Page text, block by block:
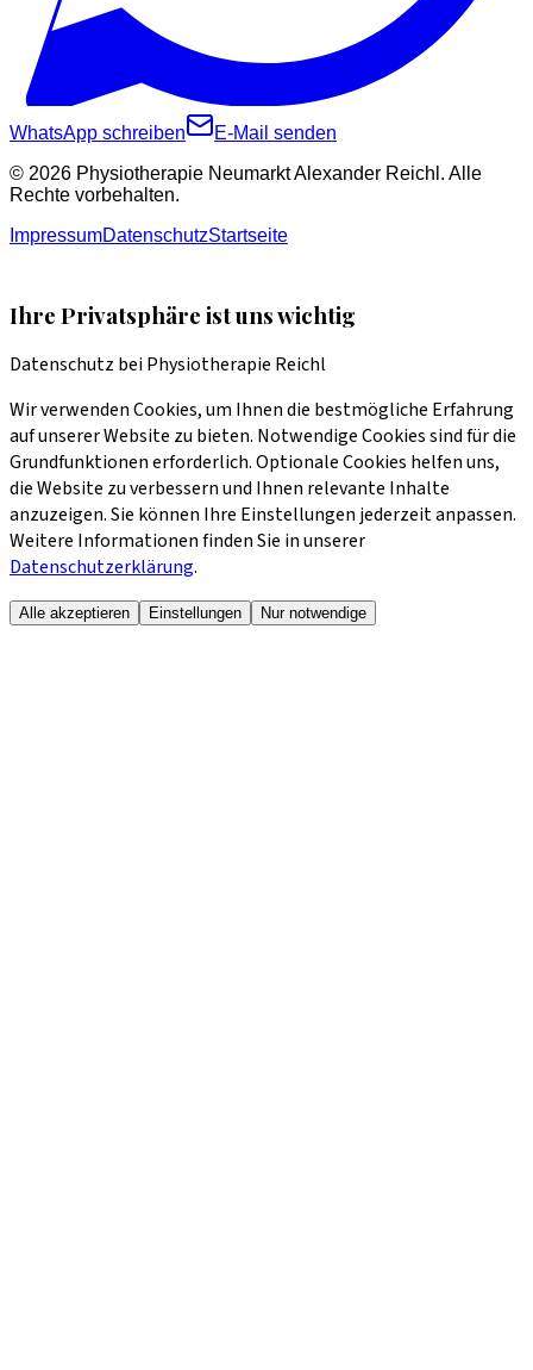
WhatsApp schreiben
E-Mail senden
© 2026 Physiotherapie Neumarkt Alexander Reichl. Alle
Rechte vorbehalten.
ImpressumDatenschutzStartseite
Ihre Privatsphäre ist uns wichtig
Datenschutz bei Physiotherapie Reichl
Wir verwenden Cookies, um Ihnen die bestmögliche Erfahrung
auf unserer Website zu bieten. Notwendige Cookies sind für die
Grundfunktionen erforderlich. Optionale Cookies helfen uns,
die Website zu verbessern und Ihnen relevante Inhalte
anzuzeigen. Sie können Ihre Einstellungen jederzeit anpassen.
Weitere Informationen finden Sie in unserer
Datenschutzerklärung.
Alle akzeptieren Einstellungen Nur notwendige